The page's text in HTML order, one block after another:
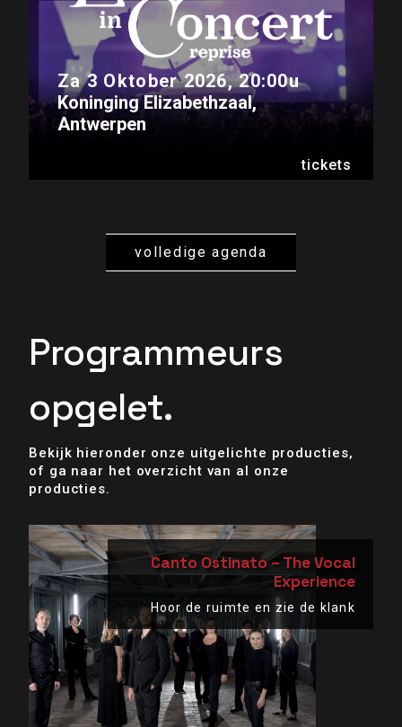
Za 3 Oktober 2026, 20:00u
Koninging Elizabethzaal,
Antwerpen
tickets
volledige agenda
Programmeurs
opgelet.
Bekijk hieronder onze uitgelichte producties,
of ga naar het overzicht van al onze
producties.
Canto Ostinato – The Vocal
Experience
Hoor de ruimte en zie de klank